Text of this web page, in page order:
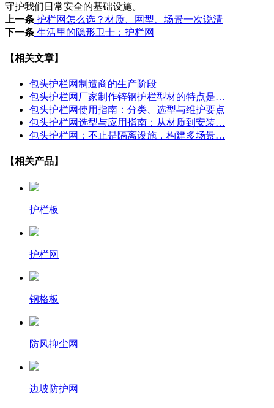
守护我们日常安全的基础设施。
上一条 护栏网怎么选？材质、网型、场景一次说清
下一条 生活里的隐形卫士：护栏网
【相关文章】
包头护栏网制造商的生产阶段
包头护栏网厂家制作锌钢护栏型材的特点是…
包头护栏网使用指南：分类、选型与维护要点
包头护栏网选型与应用指南：从材质到安装…
包头护栏网：不止是隔离设施，构建多场景…
【相关产品】
护栏板
护栏网
钢格板
防风抑尘网
边坡防护网